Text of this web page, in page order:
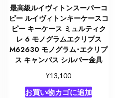
最高級ルイヴィトンスーパーコ
ピー ルイヴィトンキーケースコ
ピー キーケース ミュルティク
レ 6 モノグラムエクリプス
M62630 モノグラム･エクリプ
ス キャンバス シルバー金具
¥13,100
お買い物カゴに追加